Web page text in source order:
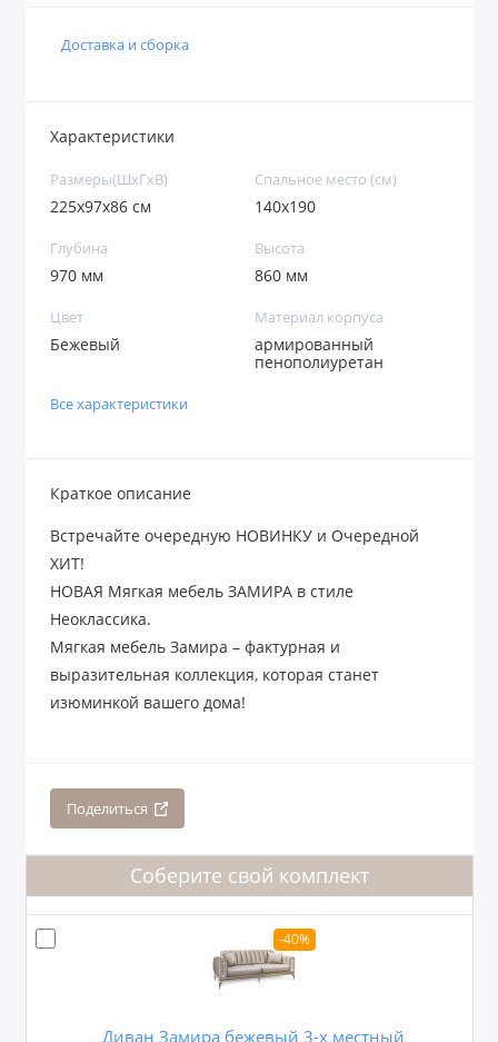
Доставка и сборка
Характеристики
Размеры(ШxГxВ)
225х97х86 см
Спальное место (см)
140x190
Глубина
970 мм
Высота
860 мм
Цвет
Бежевый
Материал корпуса
армированный
пенополиуретан
Все характеристики
Краткое описание
Встречайте очередную НОВИНКУ и Очередной
ХИТ!
НОВАЯ Мягкая мебель ЗАМИРА в стиле
Неоклассика.
Мягкая мебель Замира – фактурная и
выразительная коллекция, которая станет
изюминкой вашего дома!
Поделиться
Соберите свой комплект
-40%
Диван Замира бежевый 3-х местный